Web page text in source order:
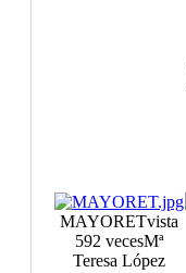
MAYORETvista
592 vecesMª
Teresa López